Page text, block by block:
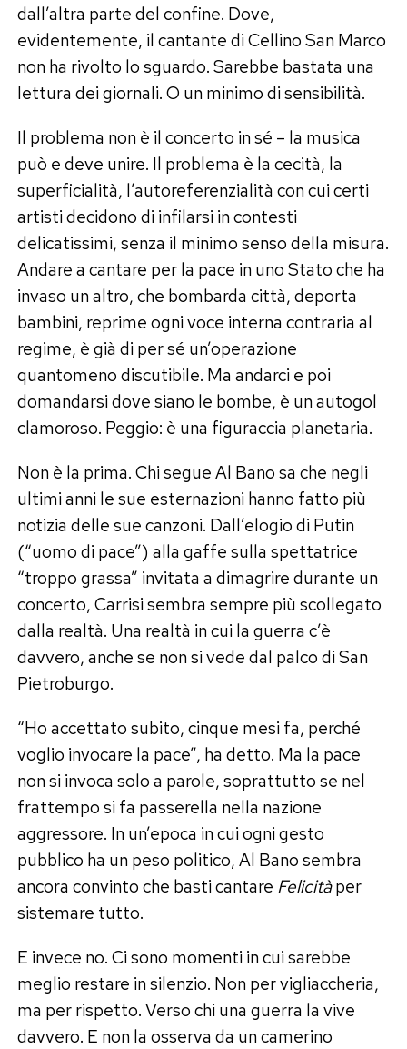
dall’altra parte del confine. Dove,
evidentemente, il cantante di Cellino San Marco
non ha rivolto lo sguardo. Sarebbe bastata una
lettura dei giornali. O un minimo di sensibilità.
Il problema non è il concerto in sé – la musica
può e deve unire. Il problema è la cecità, la
superficialità, l’autoreferenzialità con cui certi
artisti decidono di infilarsi in contesti
delicatissimi, senza il minimo senso della misura.
Andare a cantare per la pace in uno Stato che ha
invaso un altro, che bombarda città, deporta
bambini, reprime ogni voce interna contraria al
regime, è già di per sé un’operazione
quantomeno discutibile. Ma andarci e poi
domandarsi dove siano le bombe, è un autogol
clamoroso. Peggio: è una figuraccia planetaria.
Non è la prima. Chi segue Al Bano sa che negli
ultimi anni le sue esternazioni hanno fatto più
notizia delle sue canzoni. Dall’elogio di Putin
(“uomo di pace”) alla gaffe sulla spettatrice
“troppo grassa” invitata a dimagrire durante un
concerto, Carrisi sembra sempre più scollegato
dalla realtà. Una realtà in cui la guerra c’è
davvero, anche se non si vede dal palco di San
Pietroburgo.
“Ho accettato subito, cinque mesi fa, perché
voglio invocare la pace”, ha detto. Ma la pace
non si invoca solo a parole, soprattutto se nel
frattempo si fa passerella nella nazione
aggressore. In un’epoca in cui ogni gesto
pubblico ha un peso politico, Al Bano sembra
ancora convinto che basti cantare Felicitàper
sistemare tutto.
E invece no. Ci sono momenti in cui sarebbe
meglio restare in silenzio. Non per vigliaccheria,
ma per rispetto. Verso chi una guerra la vive
davvero. E non la osserva da un camerino